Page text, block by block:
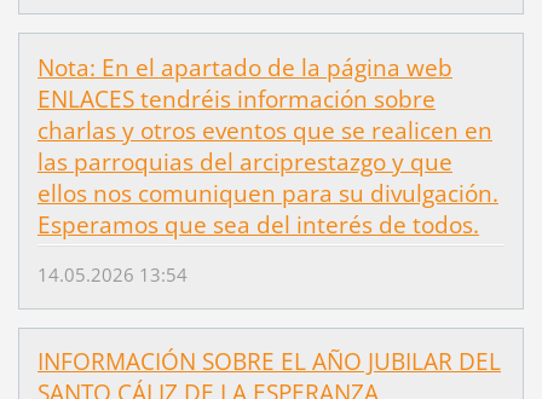
Nota: En el apartado de la página web
ENLACES tendréis información sobre
charlas y otros eventos que se realicen en
las parroquias del arciprestazgo y que
ellos nos comuniquen para su divulgación.
Esperamos que sea del interés de todos.
14.05.2026 13:54
INFORMACIÓN SOBRE EL AÑO JUBILAR DEL